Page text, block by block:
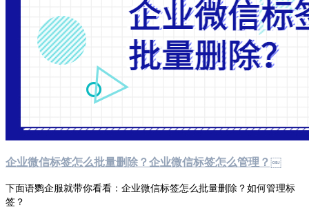
企业微信标签怎么批量删除？企业微信标签怎么管理？￼
下面语鹦企服就带你看看：企业微信标签怎么批量删除？如何管理标
签？